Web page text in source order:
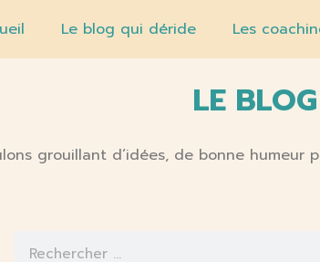
Le blog qui déride Les
LE
grouillant d’idées, de bonne